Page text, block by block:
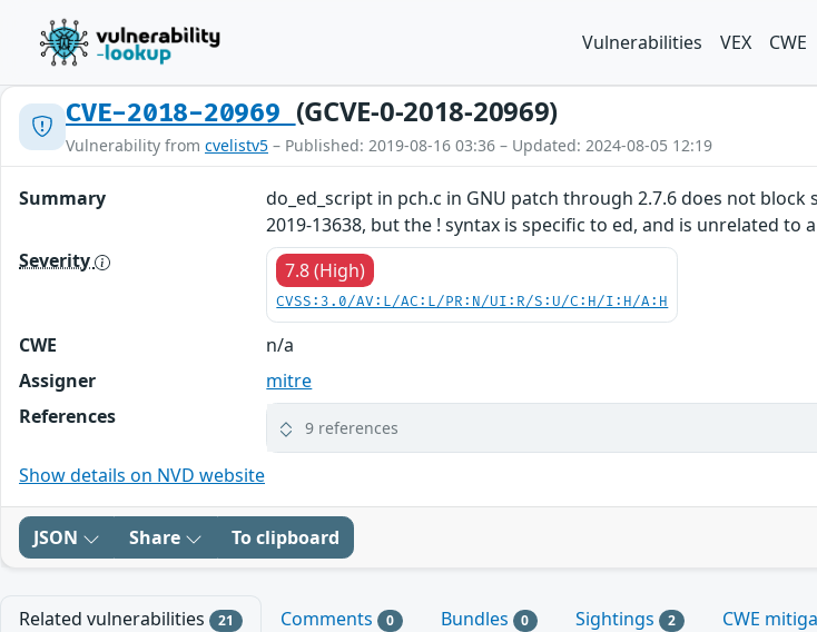
Vulnerabilities VEX CWE
CVE-2018-20969 (GCVE-0-2018-20969)
Vulnerability from cvelistv5 – Published: 2019-08-16 03:36 – Updated: 2024-08-05 12:19
Summary
do_ed_script in pch.c in GNU patch through 2.7.6 does not
2019-13638, but the ! syntax is specific to ed, and is unrelated to
Severity
7.8 (High)
CVSS:3.0/AV:L/AC:L/PR:N/UI:R/S:U/C:H/I:H/A:H
CWE
n/a
Assigner
mitre
References
9 references
Show details on NVD website
JSON Share To clipboard
Related vulnerabilities 21 Comments 0 Bundles 0 Sightings 2 CWE